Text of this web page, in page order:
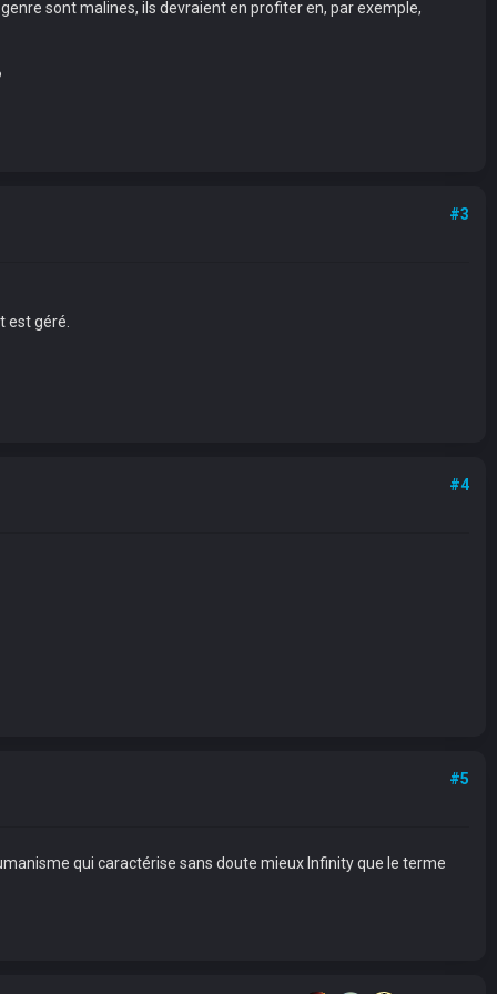
sont malines, ils devraient en profiter en, par exemple,
#3
est géré.
#4
#5
qui caractérise sans doute mieux Infinity que le terme